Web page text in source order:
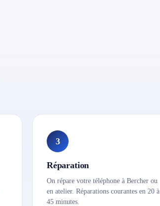
3
Réparation
On répare votre téléphone à Bercher ou
en atelier. Réparations courantes en 20 à
45 minutes.